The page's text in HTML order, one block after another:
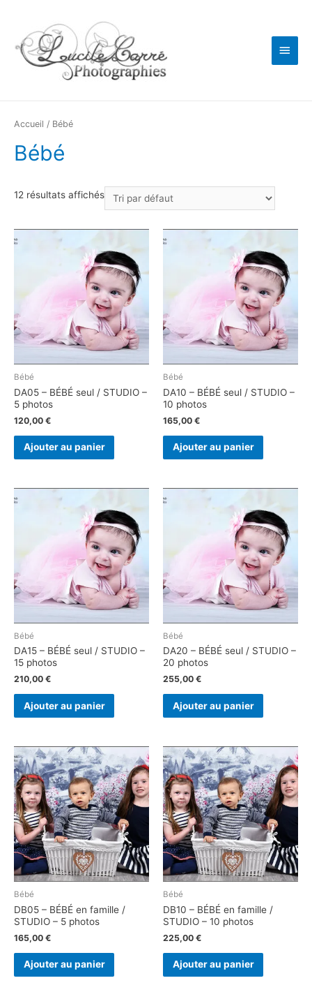
Menu
Accueil / Bébé
Bébé
12 résultats affichés
Bébé
DA05 – BÉBÉ seul / STUDIO –
5 photos
120,00 €
Ajouter au panier
Bébé
DA10 – BÉBÉ seul / STUDIO –
10 photos
165,00 €
Ajouter au panier
Bébé
DA15 – BÉBÉ seul / STUDIO –
15 photos
210,00 €
Ajouter au panier
Bébé
DA20 – BÉBÉ seul / STUDIO –
20 photos
255,00 €
Ajouter au panier
Bébé
DB05 – BÉBÉ en famille /
STUDIO – 5 photos
165,00 €
Ajouter au panier
Bébé
DB10 – BÉBÉ en famille /
STUDIO – 10 photos
225,00 €
Ajouter au panier